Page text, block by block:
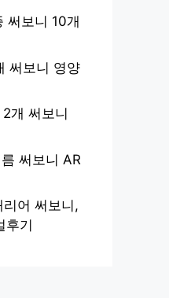
써보니 10개
써보니 영양
개 써보니
써보니 AR
어 써보니,
후기